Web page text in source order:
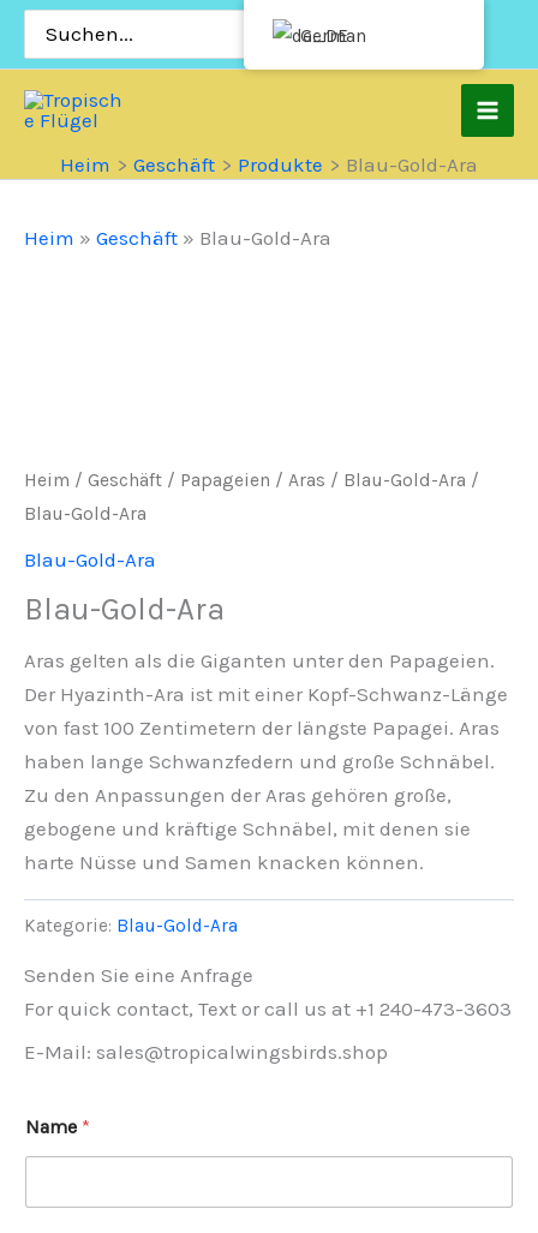
Zum
nach:
Heim Geschäft Produkte Blau-Gold-Ara
Heim » Geschäft » Blau-Gold-Ara
Heim / Geschäft / Papageien / Aras / Blau-Gold-Ara /
Blau-Gold-Ara
Blau-Gold-Ara
Blau-Gold-Ara
Aras gelten als die Giganten unter den Papageien.
Der Hyazinth-Ara ist mit einer Kopf-Schwanz-Länge
von fast 100 Zentimetern der längste Papagei. Aras
haben lange Schwanzfedern und große Schnäbel.
Zu den Anpassungen der Aras gehören große,
gebogene und kräftige Schnäbel, mit denen sie
harte Nüsse und Samen knacken können.
Kategorie: Blau-Gold-Ara
Senden Sie eine Anfrage
For quick contact, Text or call us at +1 240-473-3603
E-Mail: sales@tropicalwingsbirds.shop
Name *
German